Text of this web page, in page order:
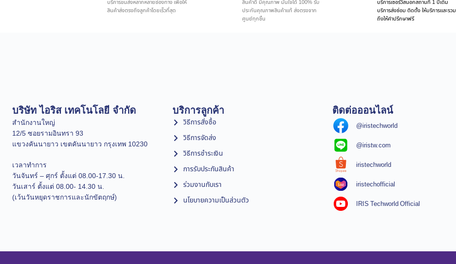
บริการขนส่งหลากหลายช่องทาง เพื่อให้
สินค้าส่งตรงถึงลูกค้าโดยเร็วที่สุด
สินค้าดี มีคุณภาพ มั่นใจได้ 100% รับ
ประกันคุณภาพสินค้าแท้ ส่งตรงจาก
ศูนย์ทุกชิ้น
บริการเซอร์วิสนอกสถานที่ 1 ปีเต็ม
บริการส่งซ่อม ติดตั้ง ให้บริการและรวม
ถึงให้คำปรึกษาฟรี
บริษัท ไอริส เทคโนโลยี จำกัด
สำนักงานใหญ่
12/5 ซอยรามอินทรา 93
แขวงคันนายาว เขตคันนายาว กรุงเทพ 10230
เวลาทำการ
วันจันทร์ – ศุกร์ ตั้งแต่ 08.00-17.30 น.
วันเสาร์ ตั้งแต่ 08.00- 14.30 น.
(เว้นวันหยุดราชการและนักขัตฤกษ์)
บริการลูกค้า
วิธีการสั่งซื้อ
วิธีการจัดส่ง
วิธีการชำระเงิน
การรับประกันสินค้า
ร่วมงานกับเรา
นโยบายความเป็นส่วนตัว
ติดต่อออนไลน์
@iristechworld
@iristw.com
iristechworld
iristechofficial
IRIS Techworld Official